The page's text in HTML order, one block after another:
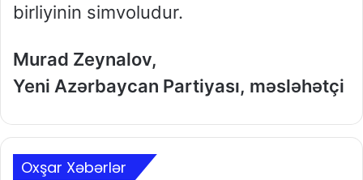
birliyinin simvoludur.
Murad Zeynalov,
Yeni Azərbaycan Partiyası, məsləhətçi
Oxşar Xəbərlər